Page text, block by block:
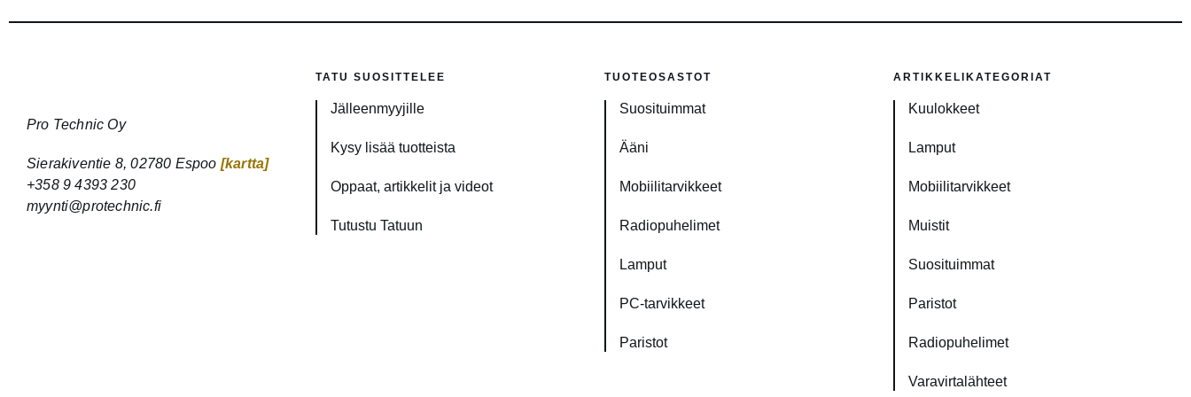
Pro Technic Oy
Sierakiventie 8, 02780 Espoo [kartta]
+358 9 4393 230
myynti@protechnic.fi
TATU SUOSITTELEE
Jälleenmyyjille
Kysy lisää tuotteista
Oppaat, artikkelit ja videot
Tutustu Tatuun
TUOTEOSASTOT
Suosituimmat
Ääni
Mobiilitarvikkeet
Radiopuhelimet
Lamput
PC-tarvikkeet
Paristot
ARTIKKELIKATEGORIAT
Kuulokkeet
Lamput
Mobiilitarvikkeet
Muistit
Suosituimmat
Paristot
Radiopuhelimet
Varavirtalähteet